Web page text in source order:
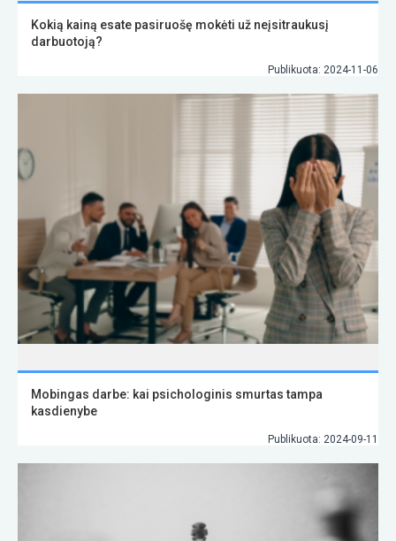
Kokią kainą esate pasiruošę mokėti už neįsitraukusį
darbuotoją?
Publikuota: 2024-11-06
Mobingas darbe: kai psichologinis smurtas tampa
kasdienybe
Publikuota: 2024-09-11